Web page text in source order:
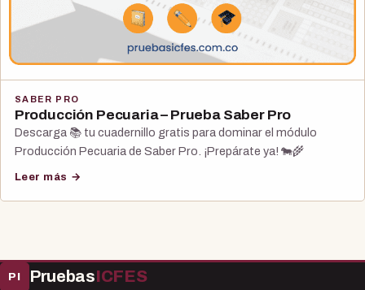
SABER PRO
Producción Pecuaria – Prueba Saber Pro
Descarga 📚 tu cuadernillo gratis para dominar el módulo
Producción Pecuaria de Saber Pro. ¡Prepárate ya! 🐄🌾
Leer más →
PI PruebasICFES